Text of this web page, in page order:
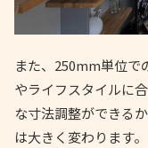
また、250mm単位で
やライフスタイルに
な寸法調整ができる
は大きく変わります。